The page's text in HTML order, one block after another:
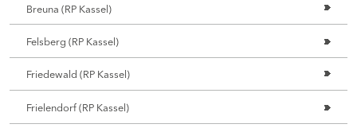
Breuna (RP Kassel)
Felsberg (RP Kassel)
Friedewald (RP Kassel)
Frielendorf (RP Kassel)